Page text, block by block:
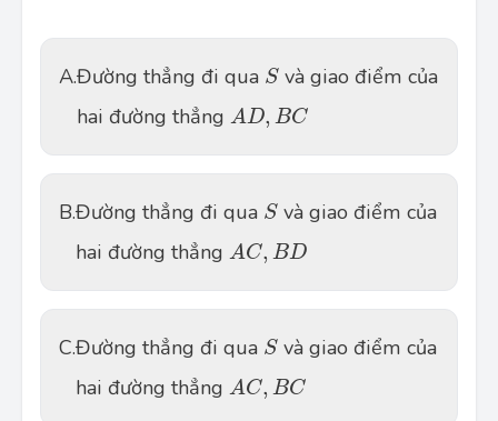
A.Đường thẳng đi qua S
S và giao điểm của
hai đường thẳng AD, BC
AD,\,BC
B.Đường thẳng đi qua S
S và giao điểm của
hai đường thẳng AC, BD
AC,\,BD
C.Đường thẳng đi qua S
S và giao điểm của
hai đường thẳng AC, BC
AC,\,BC